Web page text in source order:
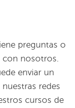
preguntas o
nosotros.
enviar un
redes
cursos de